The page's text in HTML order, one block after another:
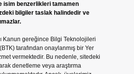
isim benzerlikleri tamamen
bilgiler taslak halindedir ve
Kanun gereğince Bilgi Teknolojileri
tarafından onaylanmış bir Yer
vermektedir. Bu nedenle, sitedeki
denetleme veya araştırma